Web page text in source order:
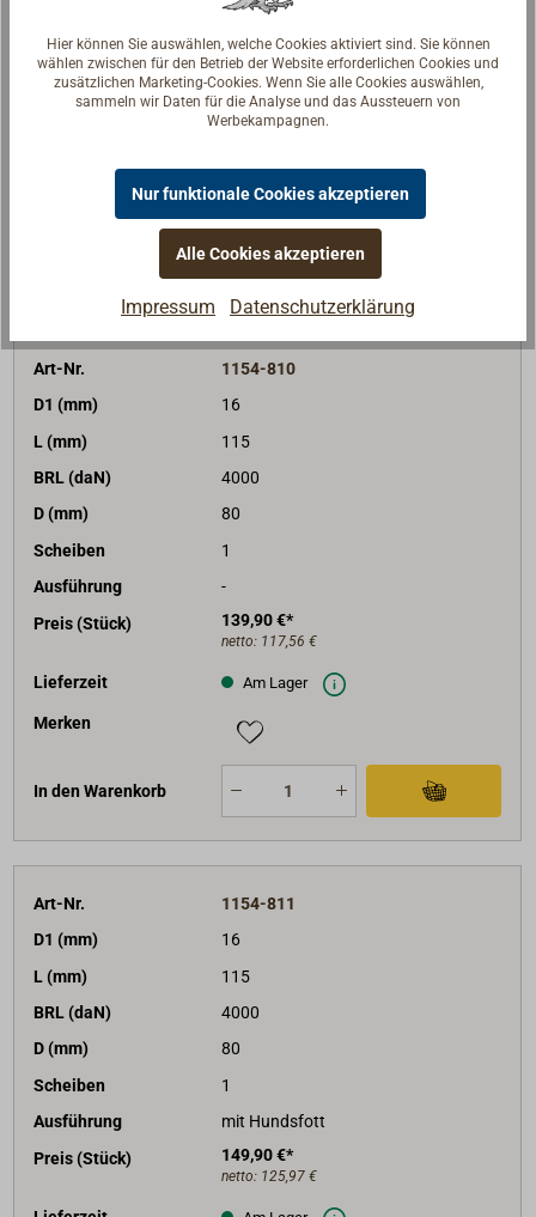
1
Ausführung
mit Hundsfott
Preis (Stück)
87,91 €*
netto:73,87 €
Art-Nr.
1154-810
D1 (mm)
16
L (mm)
115
BRL (daN)
4000
D (mm)
80
Scheiben
1
Ausführung
-
Preis (Stück)
139,90 €*
netto: 117,56 €
Lieferzeit Am Lager
Merken
In den Warenkorb
Art-Nr.
1154-811
D1 (mm)
16
L (mm)
115
BRL (daN)
4000
D (mm)
80
Scheiben
1
Ausführung
mit Hundsfott
Preis (Stück)
149,90 €*
netto: 125,97 €
Hier können Sie auswählen, welche Cookies aktiviert sind. Sie können
wählen zwischen für den Betrieb der Website erforderlichen Cookies und
zusätzlichen Marketing-Cookies. Wenn Sie alle Cookies auswählen,
sammeln wir Daten für die Analyse und das Aussteuern von
Werbekampagnen.
Nur funktionale Cookies akzeptieren
Alle Cookies akzeptieren
Impressum Datenschutzerklärung